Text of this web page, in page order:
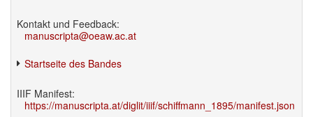
Kontakt und Feedback:
manuscripta@oeaw.ac.at
Startseite des Bandes
IIIF Manifest:
https://manuscripta.at/diglit/iiif/schiffmann_1895/manifest.json